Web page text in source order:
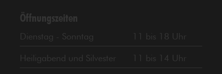
Öffnungszeiten
Dienstag - Sonntag 11 bis 18 Uhr
Heiligabend und Silvester 11 bis 14 Uhr